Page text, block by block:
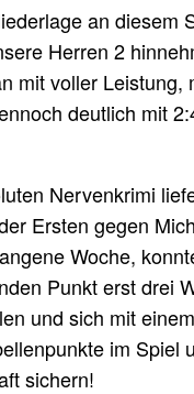
an diesem
Herren 2
mit voller Leistung,
deutlich mit
Nervenkrimi
Ersten gegen
Woche,
Punkt erst drei
und sich mit
im Spiel
sichern!